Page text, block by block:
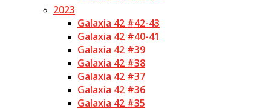
2023
Galaxia 42 #42-43
Galaxia 42 #40-41
Galaxia 42 #39
Galaxia 42 #38
Galaxia 42 #37
Galaxia 42 #36
Galaxia 42 #35